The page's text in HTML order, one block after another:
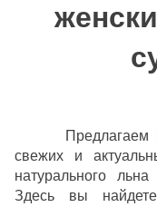
Предлагаем
свежих и
натурального
Здесь вы